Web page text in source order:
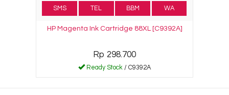
SMS TEL BBM WA
HP Magenta Ink Cartridge 88XL [C9392A]
Rp 298.700
Ready Stock / C9392A